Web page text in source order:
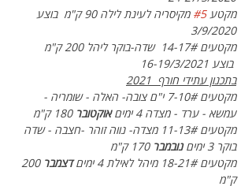
מקטע #5
מקיסריה לעינת לילה 90 ק"מ  בוצע
3/9/2020
מקטעים 14-17#  שדה-בוקר ליהל 200 ק"מ
בוצע 16-19/3/2021
בתכנון עתידי חורף  2021
מקטעים 7-10# י"ם צובה- האלה - שומריה -
עמשא - ערד - מצדה 4 ימים
אוקטובר 180 ק"מ
מקטעים 11-13# מצדה- נווה זוהר -חצבה - שדה
בוקר 3 ימים
נובמבר 170 ק"מ
מקטעים 18-21# מיהל לאילת 4 ימים
דצמבר
ק"מ